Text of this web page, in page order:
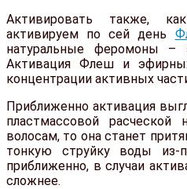
Активировать также,
активируем по сей день
натуральные феромоны –
Активация Флеш и
концентрации активных
Приближенно активация
пластмассовой
волосам, то она станет
тонкую струйку воды из-
приближенно, в случаи
сложнее.